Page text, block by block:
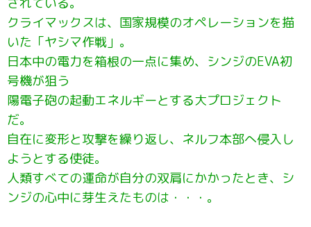
クライマックスは、国家規模のオペレーションを描
いた「ヤシマ作戦」。
日本中の電力を箱根の一点に集め、シンジのEVA初
号機が狙う
陽電子砲の起動エネルギーとする大プロジェクト
だ。
自在に変形と攻撃を繰り返し、ネルフ本部へ侵入し
ようとする使徒。
人類すべての運命が自分の双肩にかかったとき、シ
ンジの心中に芽生えたものは・・・。